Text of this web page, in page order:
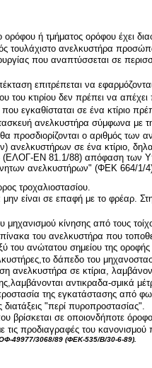
ορόφου ή τμήματος ορόφου έχει
τουλάχιστο ανελκυστήρα
που αναπτύσσεται σε
επιτρέπεται να
του κτιρίου δεν πρέπει να
εγκαθίσταται σε ένα κτίριο
ανελκυστήρα σύμφωνα με
προσδιορίζονται ο αριθμός των
ανελκυστήρων σε ένα κτίριο,
ΕΝ 81.1/88) απόφαση των
ανελκυστήρων" (ΦΕΚ 664/1/
τροχαλιοστασίου.
είναι σε επαφή με το φρέαρ.
μηχανισμού κίνησης από τους
του ανελκυστήρα που
του ανώτατου σημείου της
δάπεδο του
ανελκυστήρα σε κτίρια,
αντικραδα-σμικά
της εγκατάστασης από
"περί πυροπροστασίας".
βρίσκεται σε οποιονδήποτε
προδιαγραφές του κανονισμού
49977/3068/89 (ΦΕΚ-535/Β/30-6-89).